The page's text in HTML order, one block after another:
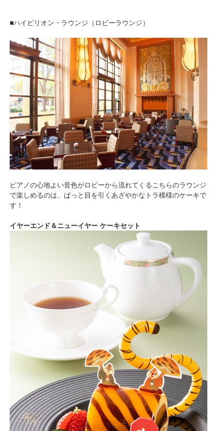
■ハイピリオン・ラウンジ（ロビーラウンジ）
ピアノの心地よい音色がロビーから流れてくるこちらのラウンジ
で楽しめるのは、ぱっと目を引くあざやかなトラ模様のケーキで
す！
イヤーエンド＆ニューイヤー ケーキセット